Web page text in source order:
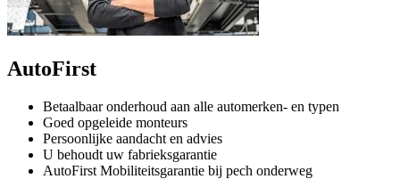
AutoFirst
Betaalbaar onderhoud aan alle automerken- en typen
Goed opgeleide monteurs
Persoonlijke aandacht en advies
U behoudt uw fabrieksgarantie
AutoFirst Mobiliteitsgarantie bij pech onderweg